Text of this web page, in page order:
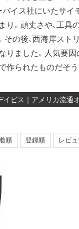
バイス社にいたサ
り。頑丈さや、工
その後、西海岸スト
りました。人気要因
作られたものだそう
イビス｜アメリカ流通
順 登録順 レビ